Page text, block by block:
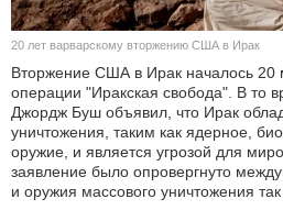
СПОРТ
АВТО И
ЭГОИЗМ
20 лет варварскому вторжению США в Ирак
Вторжение США в Ирак началось 20
операции "Иракская свобода". В то
Джордж Буш объявил, что Ирак
уничтожения, таким как ядерное,
оружие, и является угрозой для
заявление было опровергнуто
и оружия массового уничтожения